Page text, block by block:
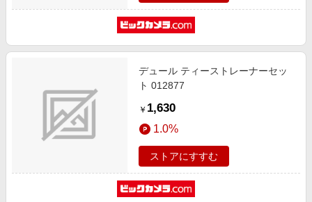
デュール ティーストレーナーセッ
ト 012877
￥ 1,630
1.0%
ストアにすすむ